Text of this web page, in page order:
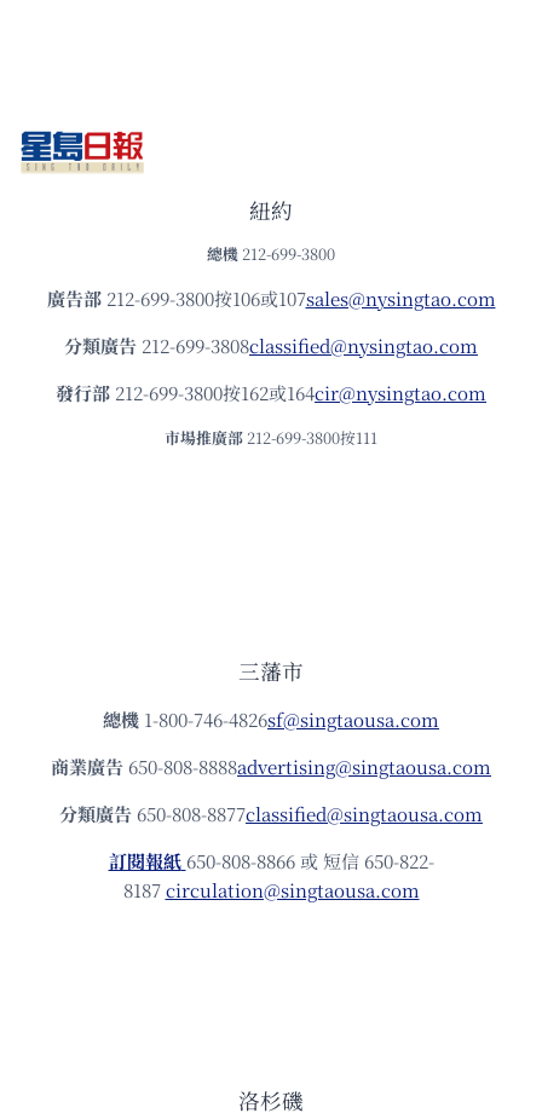
紐約
總機 212-699-3800
廣告部212-699-3800按106或107sales@nysingtao.com
分類廣告 212-699-3808classified@nysingtao.com
發⾏部 212-699-3800按162或164cir@nysingtao.com
市場推廣部 212-699-3800按111
三藩市
總機 1-800-746-4826sf@singtaousa.com
商業廣告 650-808-8888advertising@singtaousa.com
分類廣告 650-808-8877classified@singtaousa.com
訂閱報紙 650-808-8866 或 短信 650-822-
8187circulation@singtaousa.com
洛杉磯